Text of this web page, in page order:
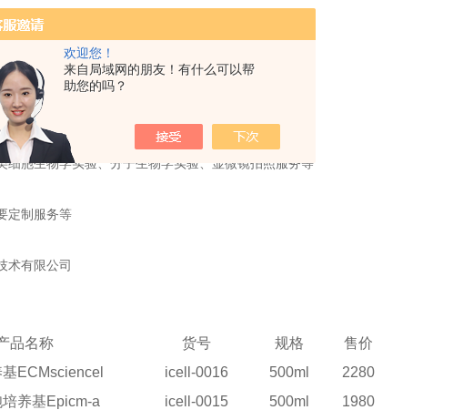
欢迎您！
来自局域网的朋友！有什么可以帮
助您的吗？
养层or无滋养层在）；
；
；
评估；
细胞生物学实验、分子生物学实验、显微镜拍照服务等
定制服务等
术有限公司
品名称 货号 规格
售价
ECMsciencel icell-0016 500ml
2280
养基Epicm-a icell-0015 500ml
1980